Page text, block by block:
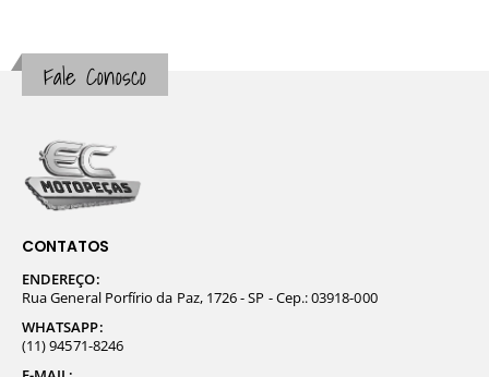
Fale Conosco
CONTATOS
ENDEREÇO:
Rua General Porfírio da Paz, 1726 - SP - Cep.: 03918-000
WHATSAPP:
(11) 94571-8246